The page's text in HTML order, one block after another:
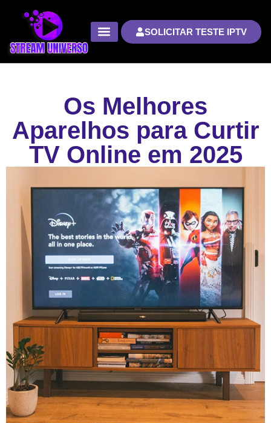
SOLICITAR TESTE IPTV
Os Melhores
Aparelhos para Curtir
TV Online em 2025